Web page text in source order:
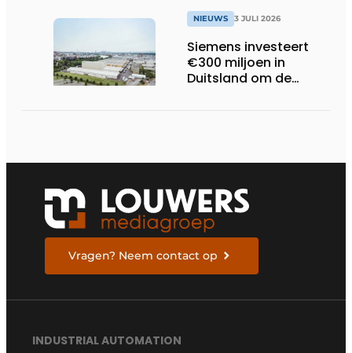
NIEUWS 3 JULI 2026
Siemens investeert
€300 miljoen in
Duitsland om de
Vragen? Neem contact op
INDUSTRIAL AUTOMATION